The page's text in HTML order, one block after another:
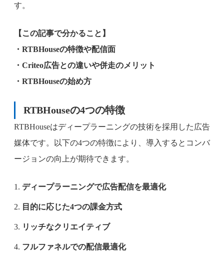
す。
【この記事で分かること】
・RTBHouseの特徴や配信面
・Criteo広告との違いや併走のメリット
・RTBHouseの始め方
RTBHouseの4つの特徴
RTBHouseはディープラーニングの技術を採用した広告
媒体です。以下の4つの特徴により、導入するとコンバ
ージョンの向上が期待できます。
ディープラーニングで広告配信を最適化
目的に応じた4つの課金方式
リッチなクリエイティブ
フルファネルでの配信最適化